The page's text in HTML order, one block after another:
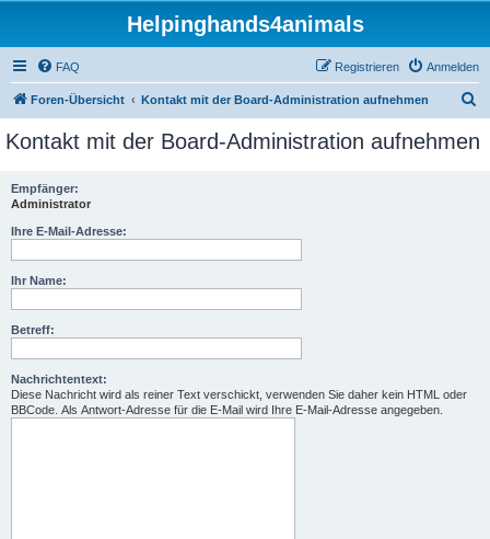
Helpinghands4animals
FAQ Anmelden
Registrieren
Foren-Übersicht Kontakt mit der Board-Administration aufnehmen
c
Kontakt mit der Board-Administration aufnehmen
Empfänger:
Administrator
Ihre E-Mail-Adresse:
Ihr Name:
Betreff:
Nachrichtentext:
Diese Nachricht wird als reiner Text verschickt, verwenden Sie daher kein HTML oder
BBCode. Als Antwort-Adresse für die E-Mail wird Ihre E-Mail-Adresse angegeben.